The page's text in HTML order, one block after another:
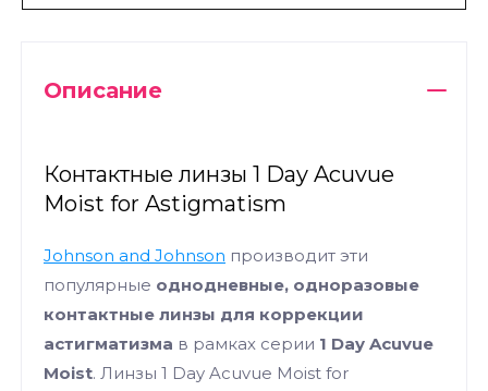
Описание
Контактные линзы 1 Day Acuvue
Moist for Astigmatism
Johnson and Johnson производит эти
популярные однодневные, одноразовые
контактные линзы для коррекции
астигматизма в рамках серии 1 Day Acuvue
Moist. Линзы 1 Day Acuvue Moist for